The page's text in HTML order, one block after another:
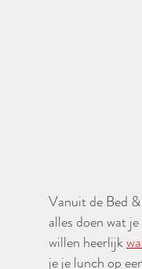
Vanuit de Bed
alles doen wat
willen heerlijk
je je lunch op